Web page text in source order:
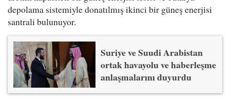
depolama sistemiyle donatılmış ikinci bir güneş enerjisi
santrali bulunuyor.
Suriye ve Suudi Arabistan
ortak havayolu ve haberleşme
anlaşmalarını duyurdu